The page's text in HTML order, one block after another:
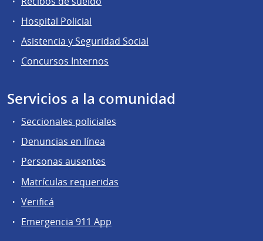
Hospital Policial
Asistencia y Seguridad Social
Concursos Internos
Servicios a la comunidad
Seccionales policiales
Denuncias en línea
Personas ausentes
Matrículas requeridas
Verificá
Emergencia 911 App